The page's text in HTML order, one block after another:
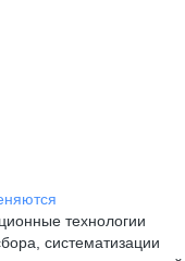
технологии
систематизации